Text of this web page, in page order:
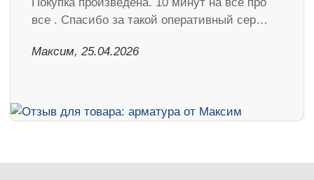
все . Спасибо за такой оперативный сер…
Максим, 25.04.2026